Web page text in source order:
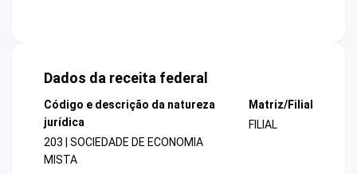
Dados da receita federal
Código e descrição da natureza
jurídica
203 | SOCIEDADE DE ECONOMIA
MISTA
Matriz/Filial
FILIAL